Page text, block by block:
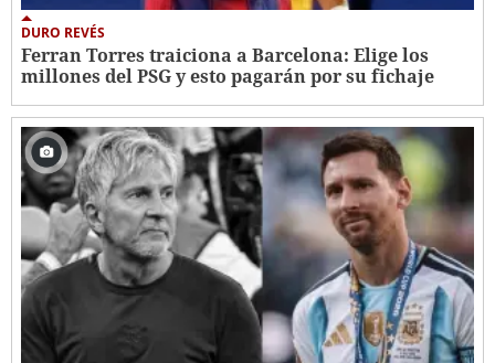
DURO REVÉS
Ferran Torres traiciona a Barcelona: Elige los
millones del PSG y esto pagarán por su fichaje